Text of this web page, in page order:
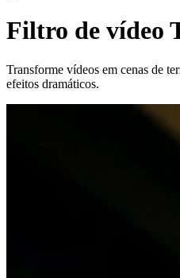
Filtro de vídeo
Transforme vídeos em cenas de
efeitos dramáticos.